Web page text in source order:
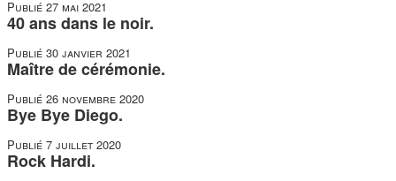
Publié 27 mai 2021
40 ans dans le noir.
Publié 30 janvier 2021
Maître de cérémonie.
Publié 26 novembre 2020
Bye Bye Diego.
Publié 7 juillet 2020
Rock Hardi.